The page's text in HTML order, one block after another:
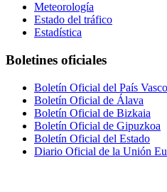
Meteorología
Estado del tráfico
Estadística
Boletines oficiales
Boletín Oficial del País Vasco
Boletín Oficial de Álava
Boletín Oficial de Bizkaia
Boletín Oficial de Gipuzkoa
Boletín Oficial del Estado
Diario Oficial de la Unión